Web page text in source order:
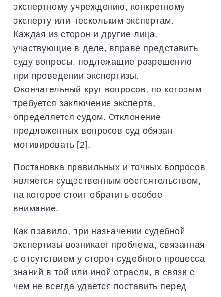
экспертному учреждению, конкретному
эксперту или нескольким экспертам.
Каждая из сторон и другие лица,
участвующие в деле, вправе представить
суду вопросы, подлежащие разрешению
при проведении экспертизы.
Окончательный круг вопросов, по которым
требуется заключение эксперта,
определяется судом. Отклонение
предложенных вопросов суд обязан
мотивировать [2].
Постановка правильных и точных вопросов
является существенным обстоятельством,
на которое стоит обратить особое
внимание.
Как правило, при назначении судебной
экспертизы возникает проблема, связанная
с отсутствием у сторон судебного процесса
знаний в той или иной отрасли, в связи с
чем не всегда удается поставить перед